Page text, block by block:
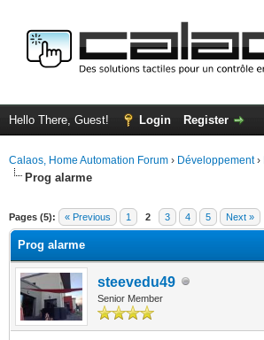
Hello There, Guest! Login Register
Calaos, Home Automation Forum › Développement›
Prog alarme
Pages (5): « Previous 1 2 3 4 5 Next »
Prog alarme
steevedu49
Senior Member